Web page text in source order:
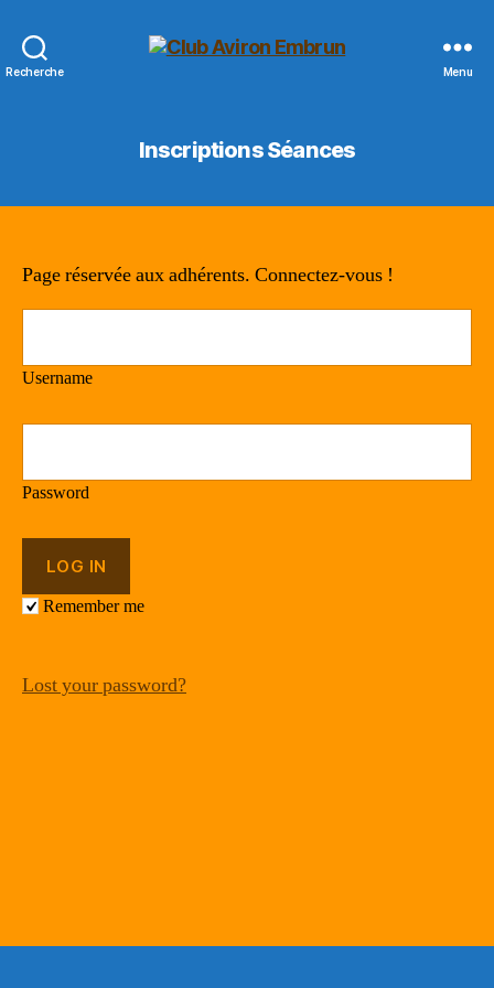
Recherche Menu
Inscriptions Séances
Page réservée aux adhérents. Connectez-vous !
Username
Password
Remember me
Lost your password?